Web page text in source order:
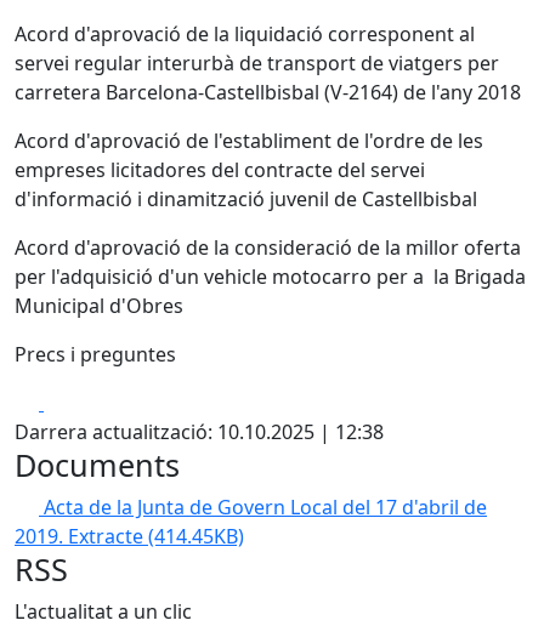
Acord d'aprovació de la liquidació corresponent al
servei regular interurbà de transport de viatgers per
carretera Barcelona-Castellbisbal (V-2164) de l'any 2018
Acord d'aprovació de l'establiment de l'ordre de les
empreses licitadores del contracte del servei
d'informació i dinamització juvenil de Castellbisbal
Acord d'aprovació de la consideració de la millor oferta
per l'adquisició d'un vehicle motocarro per a la Brigada
Municipal d'Obres
Precs i preguntes
Darrera actualització: 10.10.2025 | 12:38
Documents
Acta de la Junta de Govern Local del 17 d'abril de
2019. Extracte(414.45KB)
RSS
L'actualitat a un clic